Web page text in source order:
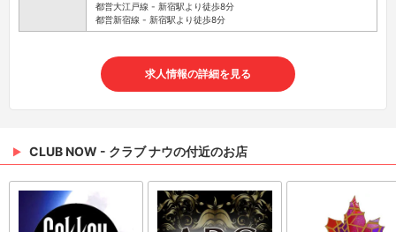
都営大江戸線 - 新宿駅より徒歩8分
都営新宿線 - 新宿駅より徒歩8分
求人情報の詳細を見る
CLUB NOW - クラブ ナウの付近のお店